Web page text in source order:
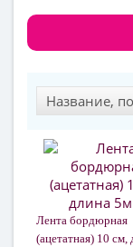
Лента бордюрная
(ацетатная) 10 см,